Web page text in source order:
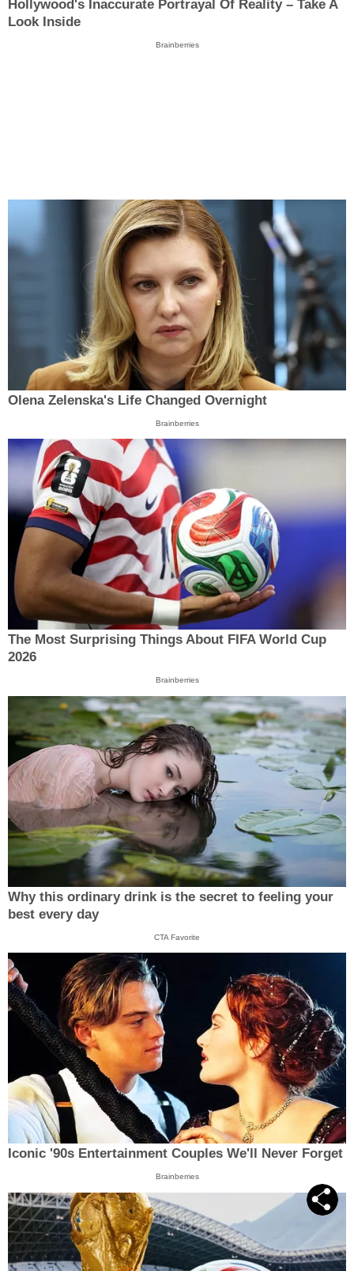
Hollywood's Inaccurate Portrayal Of Reality – Take A
Look Inside
Brainberries
Olena Zelenska's Life Changed Overnight
Brainberries
The Most Surprising Things About FIFA World Cup
2026
Brainberries
Why this ordinary drink is the secret to feeling your
best every day
CTA Favorite
Iconic '90s Entertainment Couples We'll Never Forget
Brainberries